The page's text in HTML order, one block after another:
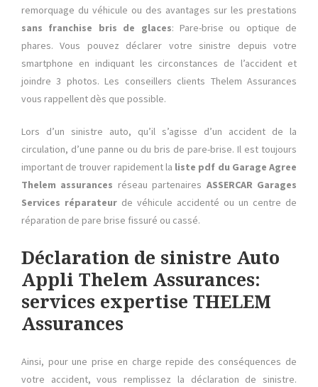
remorquage du véhicule ou des avantages sur les prestations
sans franchise bris de glaces: Pare-brise ou optique de
phares. Vous pouvez déclarer votre sinistre depuis votre
smartphone en indiquant les circonstances de l’accident et
joindre 3 photos. Les conseillers clients Thelem Assurances
vous rappellent dès que possible.
Lors d’un sinistre auto, qu’il s’agisse d’un accident de la
circulation, d’une panne ou du bris de pare-brise. Il est toujours
important de trouver rapidement la liste pdf du Garage Agree
Thelem assurances réseau partenaires ASSERCAR Garages
Services réparateur de véhicule accidenté ou un centre de
réparation de pare brise fissuré ou cassé.
Déclaration de sinistre Auto
Appli Thelem Assurances:
services expertise THELEM
Assurances
Ainsi, pour une prise en charge repide des conséquences de
votre accident, vous remplissez la déclaration de sinistre.